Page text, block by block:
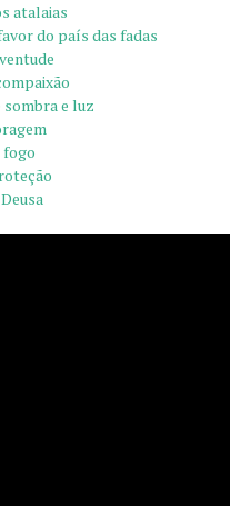
atalaias
do país das fadas
e luz
fogo